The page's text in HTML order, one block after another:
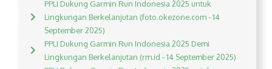
PPLI Dukung Garmin Run Indonesia 2025 untuk
Lingkungan Berkelanjutan (foto.okezone.com - 14
September 2025)
PPLI Dukung Garmin Run Indonesia 2025 Demi
Lingkungan Berkelanjutan (rm.id - 14 September 2025)